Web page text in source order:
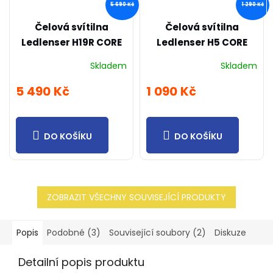
5 690 Kč
Čelová svítilna
Ledlenser H19R CORE
Skladem
5 490 Kč
DO KOŠÍKU
1 290 Kč
Čelová svítilna
Ledlenser H5 CORE
Skladem
1 090 Kč
DO KOŠÍKU
ZOBRAZIT VŠECHNY SOUVISEJÍCÍ PRODUKTY
Popis Podobné (3) Související soubory (2) Diskuze
Detailní popis produktu